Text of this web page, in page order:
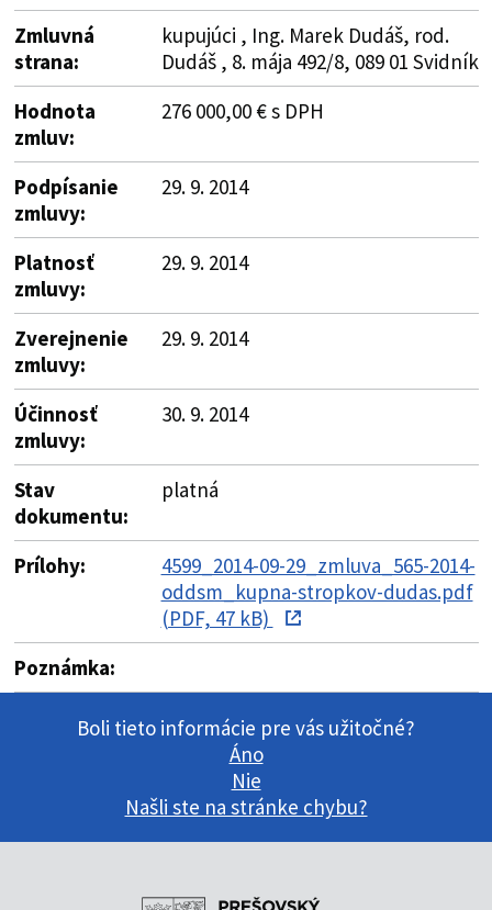
Zmluvná
strana:
kupujúci , Ing. Marek Dudáš, rod.
Dudáš , 8. mája 492/8, 089 01 Svidník
Hodnota
zmluv:
276 000,00 € s DPH
Podpísanie
zmluvy:
29. 9. 2014
Platnosť
zmluvy:
29. 9. 2014
Zverejnenie
zmluvy:
29. 9. 2014
Účinnosť
zmluvy:
30. 9. 2014
Stav
dokumentu:
platná
Prílohy:
4599_2014-09-29_zmluva_565-2014-
oddsm_kupna-stropkov-dudas.pdf
(PDF, 47 kB)
Poznámka:
Boli tieto informácie pre vás užitočné?
Áno
Nie
Našli ste na stránke chybu?